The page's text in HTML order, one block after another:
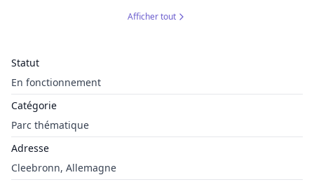
Statut
En fonctionnement
Catégorie
Parc thématique
Adresse
Cleebronn, Allemagne
Afficher tout